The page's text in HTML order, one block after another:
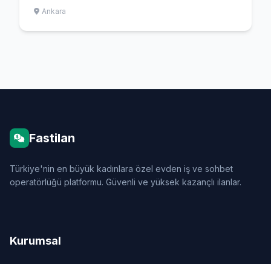
Ankara
Fastilan
Türkiye'nin en büyük kadınlara özel evden iş ve sohbet
operatörlüğü platformu. Güvenli ve yüksek kazançlı ilanlar.
Kurumsal